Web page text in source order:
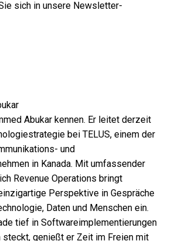
sich in unsere Newsletter-
Abukar kennen. Er leitet derzeit
bei TELUS, einem der
und
in Kanada. Mit umfassender
Revenue Operations bringt
Perspektive in Gespräche
Daten und Menschen ein.
tief in Softwareimplementierungen
steckt, genießt er Zeit im Freien mit